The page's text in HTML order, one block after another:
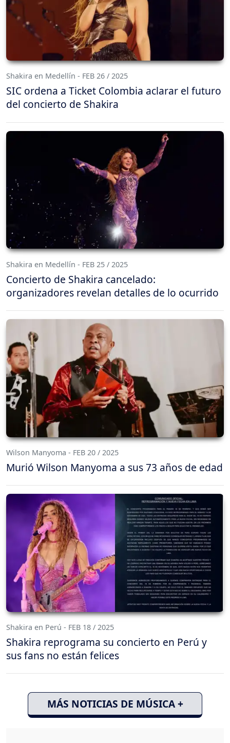
Shakira en Medellín - FEB 26 / 2025
SIC ordena a Ticket Colombia aclarar el futuro
del concierto de Shakira
Shakira en Medellín - FEB 25 / 2025
Concierto de Shakira cancelado:
organizadores revelan detalles de lo ocurrido
Wilson Manyoma - FEB 20 / 2025
Murió Wilson Manyoma a sus 73 años de edad
Shakira en Perú - FEB 18 / 2025
Shakira reprograma su concierto en Perú y
sus fans no están felices
MÁS NOTICIAS DE MÚSICA +